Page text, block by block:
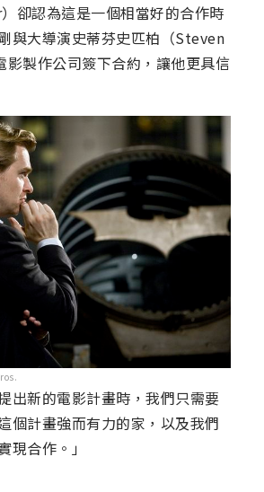
卻認為這是一個相當好的合作時
與大導演史蒂芬史匹柏（Steven
製作公司簽下合約，讓他更具信
出新的電影計畫時，我們只需要
個計畫強而有力的家，以及我們
現合作。」